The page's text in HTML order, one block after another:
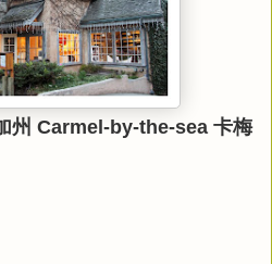
州 Carmel-by-the-sea 卡梅